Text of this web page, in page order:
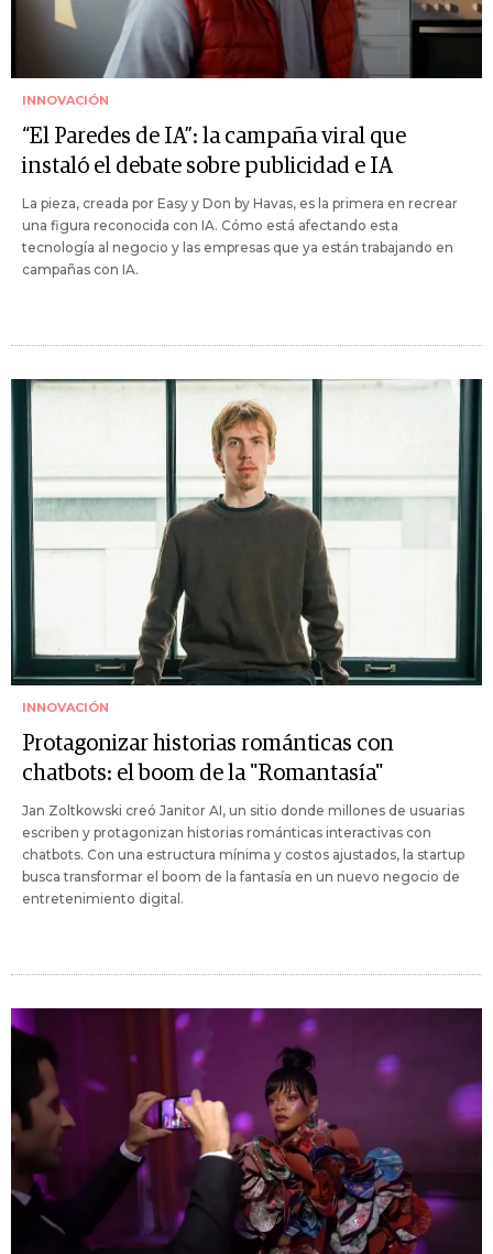
INNOVACIÓN
“El Paredes de IA”: la campaña viral que
instaló el debate sobre publicidad e IA
La pieza, creada por Easy y Don by Havas, es la primera en recrear
una figura reconocida con IA. Cómo está afectando esta
tecnología al negocio y las empresas que ya están trabajando en
campañas con IA.
INNOVACIÓN
Protagonizar historias románticas con
chatbots: el boom de la "Romantasía"
Jan Zoltkowski creó Janitor AI, un sitio donde millones de usuarias
escriben y protagonizan historias románticas interactivas con
chatbots. Con una estructura mínima y costos ajustados, la startup
busca transformar el boom de la fantasía en un nuevo negocio de
entretenimiento digital.